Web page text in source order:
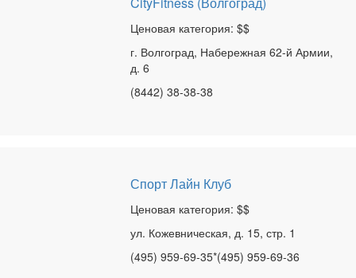
Ценовая категория: $$
г. Волгоград, Набережная 62-й Армии,
д. 6
(8442) 38-38-38
Спорт Лайн Клуб
Ценовая категория: $$
ул. Кожевническая, д. 15, стр. 1
(495) 959-69-35*(495) 959-69-36